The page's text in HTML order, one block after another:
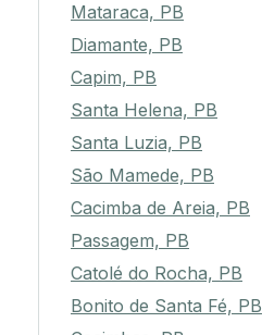
Mataraca, PB
Diamante, PB
Capim, PB
Santa Helena, PB
Santa Luzia, PB
São Mamede, PB
Cacimba de Areia, PB
Passagem, PB
Catolé do Rocha, PB
Bonito de Santa Fé, PB